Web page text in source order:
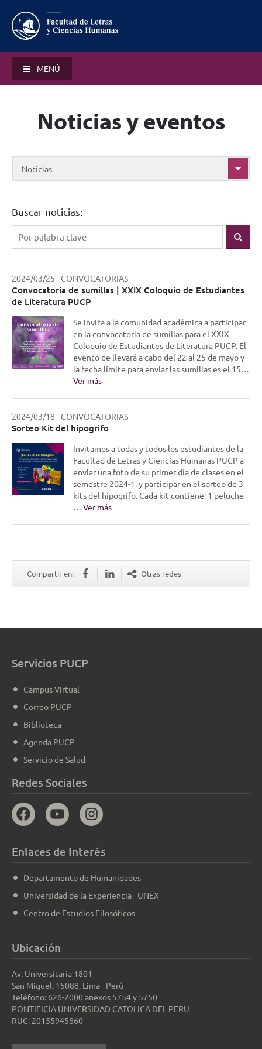
MENÚ
Noticias y eventos
Noticias
Buscar noticias:
2024/03/25 - CONVOCATORIAS
Convocatoria de sumillas | XXIX Coloquio de Estudiantes
de Literatura PUCP
Se invita a la comunidad académica a participar
en la convocatoria de sumillas para el XXIX
Coloquio de Estudiantes de Literatura PUCP. El
evento de llevará a cabo del 22 al 25 de mayo y
la fecha límite para enviar las sumillas es el 15…
Ver más
2024/03/18 - CONVOCATORIAS
Sorteo Kit del hipogrifo
Invitamos a todas y todos los estudiantes de la
Facultad de Letras y Ciencias Humanas PUCP a
enviar una foto de su primer día de clases en el
semestre 2024-1, y participar en el sorteo de 3
kits del hipogrifo. Cada kit contiene: 1 peluche
… Ver más
Compartir en: Otras redes
Servicios PUCP
Campus Virtual
Correo PUCP
Biblioteca
Agenda PUCP
Servicio de Salud
Redes Sociales
Enlaces de Interés
Departamento de Humanidades
Universidad de la Experiencia - UNEX
Centro de Estudios Filosóficos
Ubicación
Av. Universitaria 1801
San Miguel, 15088, Lima - Perú
Teléfono: 626-2000 anexos 5754 y 5750
PONTIFICIA UNIVERSIDAD CATOLICA DEL PERU
RUC: 20155945860